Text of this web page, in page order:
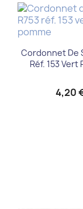
Cordonnet De
Réf. 153 Vert
4,20